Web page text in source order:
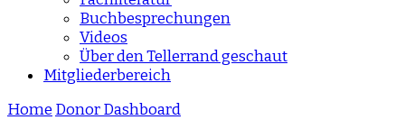
Buchbesprechungen
Videos
Über den Tellerrand geschaut
Mitgliederbereich
Home Donor Dashboard